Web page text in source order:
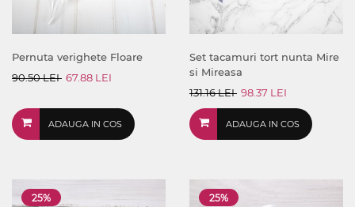
Pernuta verighete Floare
90.50 LEI 67.88 LEI
ADAUGA IN COS
Set tacamuri tort nunta Mire
si Mireasa
131.16 LEI 98.37 LEI
ADAUGA IN COS
25% 25%